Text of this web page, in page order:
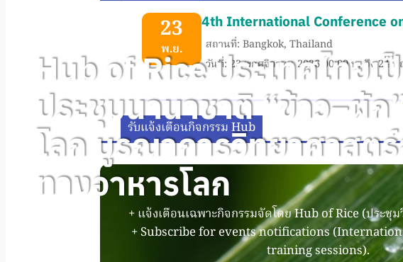
Hub of Rice ประเทศไทยเ
ประชุมนานาชาติ “ข้าว–ผั
โลก บูรณาการวิทยาศาสต
ทางอาหารโลก
23
พ.ย.
4th International Conference
สถานที่: Bangkok, Thailand
วันที่: 23 พฤศจิกายน 2026 00:00 น. ถึง 24
รับแจ้งเตือนกิจกรรม Hub
+ แจ้งเตือนเฉพาะกิจกรรมจัดโดย Hub of Rice (ประชุ
+ Subscribe for events notifications
training sessions).